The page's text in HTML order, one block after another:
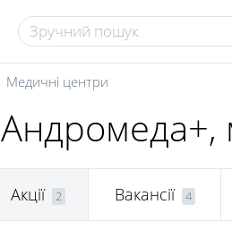
Медичні центри
Андромеда+,
Акції 2 Вакансії 4